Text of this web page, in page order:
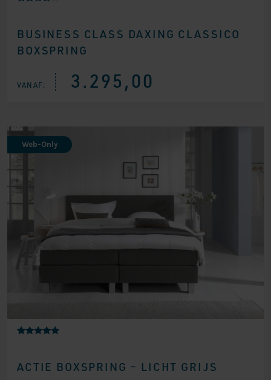
op 5
d op
klantbeoo
BUSINESS CLASS DAXING CLASSICO
BOXSPRING
VANAF: 3.295,00
gebaseerd
op
ACTIE BOXSPRING – LICHT GRIJS
Web-Only